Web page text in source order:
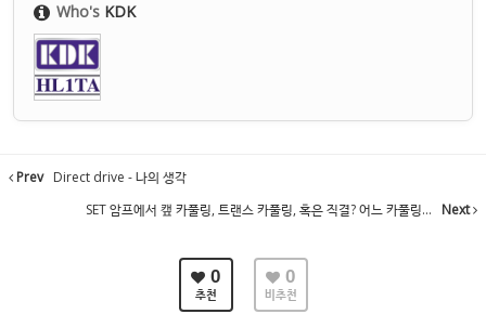
Who's KDK
Prev Direct drive - 나의 생각
SET 암프에서 캪 카풀링, 트랜스 카풀링, 혹은 직결? 어느 카풀링...
Next
0
추천
0
비추천